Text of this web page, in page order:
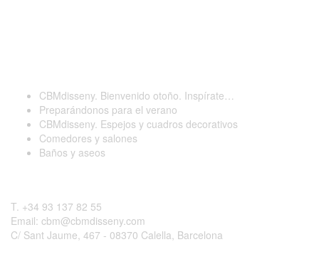
CBMdisseny. Bienvenido otoño. Inspírate…
Preparándonos para el verano
CBMdisseny. Espejos y cuadros decorativos
Comedores y salones
Baños y aseos
T. +34 93 137 82 55
Email: cbm@cbmdisseny.com
C/ Sant Jaume, 467 - 08370 Calella, Barcelona